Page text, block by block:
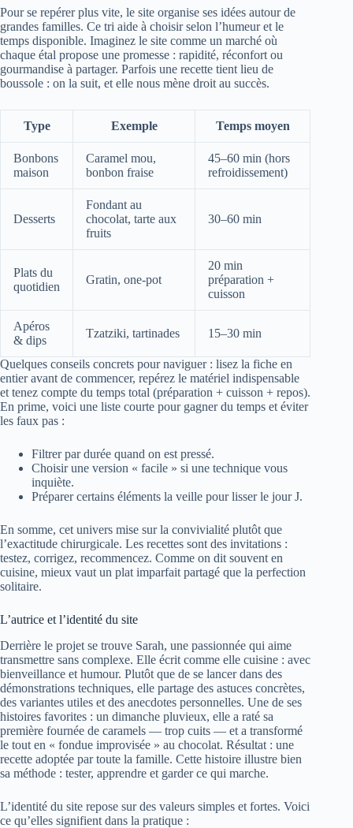
Pour se repérer plus vite, le site organise ses idées autour de
grandes familles. Ce tri aide à choisir selon l’humeur et le
temps disponible. Imaginez le site comme un marché où
chaque étal propose une promesse : rapidité, réconfort ou
gourmandise à partager. Parfois une recette tient lieu de
boussole : on la suit, et elle nous mène droit au succès.
Type Exemple Temps moyen
Bonbons
maison
Caramel mou,
bonbon fraise
45–60 min (hors
refroidissement)
Desserts
Fondant au
chocolat, tarte aux
fruits
30–60 min
Plats du
quotidien
Gratin, one-pot
20 min
préparation +
cuisson
Apéros
& dips
Tzatziki, tartinades 15–30 min
Quelques conseils concrets pour naviguer : lisez la fiche en
entier avant de commencer, repérez le matériel indispensable
et tenez compte du temps total (préparation + cuisson + repos).
En prime, voici une liste courte pour gagner du temps et éviter
les faux pas :
Filtrer par durée quand on est pressé.
Choisir une version « facile » si une technique vous
inquiète.
Préparer certains éléments la veille pour lisser le jour J.
En somme, cet univers mise sur la convivialité plutôt que
l’exactitude chirurgicale. Les recettes sont des invitations :
testez, corrigez, recommencez. Comme on dit souvent en
cuisine, mieux vaut un plat imparfait partagé que la perfection
solitaire.
L’autrice et l’identité du site
Derrière le projet se trouve Sarah, une passionnée qui aime
transmettre sans complexe. Elle écrit comme elle cuisine : avec
bienveillance et humour. Plutôt que de se lancer dans des
démonstrations techniques, elle partage des astuces concrètes,
des variantes utiles et des anecdotes personnelles. Une de ses
histoires favorites : un dimanche pluvieux, elle a raté sa
première fournée de caramels — trop cuits — et a transformé
le tout en « fondue improvisée » au chocolat. Résultat : une
recette adoptée par toute la famille. Cette histoire illustre bien
sa méthode : tester, apprendre et garder ce qui marche.
L’identité du site repose sur des valeurs simples et fortes. Voici
ce qu’elles signifient dans la pratique :